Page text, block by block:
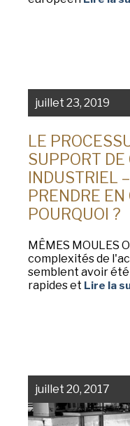
juillet 23, 2019
LE
SUPPORT DE
INDUSTRIEL
PRENDRE
POURQUOI ?
MÊMES MOULES
complexités de
semblent avoir
rapides et Lire la
juillet 20, 2017